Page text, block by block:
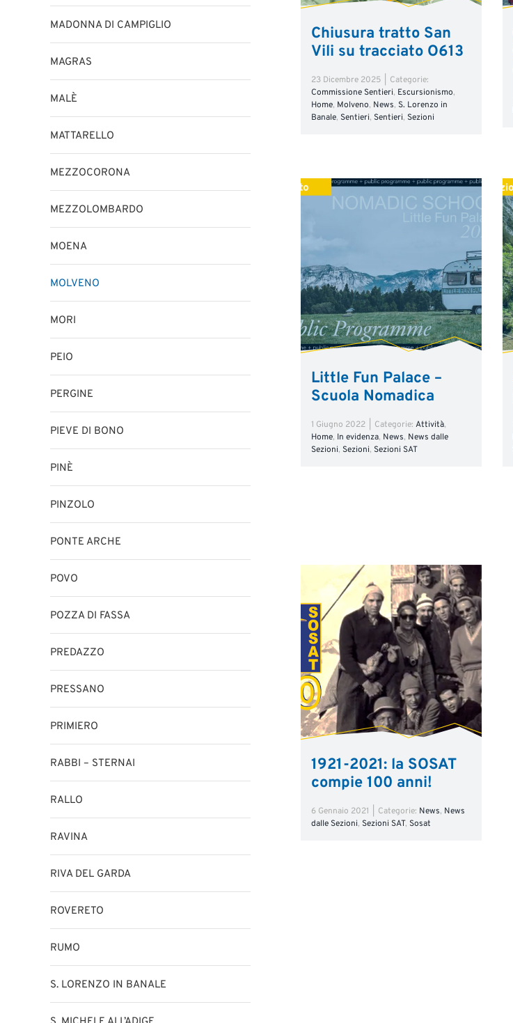
Chiusura tratto San
Vili su tracciato O613
23 Dicembre 2025
Categorie:
Commissione Sentieri, Escursionismo,
Home, Molveno, News, S. Lorenzo in
Banale, Sentieri, Sentieri, Sezioni
Little Fun Palace –
Scuola Nomadica
1 Giugno 2022 Categorie: Attività,
Home, In evidenza, News, News dalle
Sezioni, Sezioni, Sezioni SAT
1921-2021: la SOSAT
compie 100 anni!
6 Gennaio 2021 Categorie: News, News
dalle Sezioni, Sezioni SAT, Sosat
MADONNA DI CAMPIGLIO
MAGRAS
MALÈ
MATTARELLO
MEZZOCORONA
MEZZOLOMBARDO
MOENA
MOLVENO
MORI
PEIO
PERGINE
PIEVE DI BONO
PINÈ
PINZOLO
PONTE ARCHE
POVO
POZZA DI FASSA
PREDAZZO
PRESSANO
PRIMIERO
RABBI – STERNAI
RALLO
RAVINA
RIVA DEL GARDA
ROVERETO
RUMO
S. LORENZO IN BANALE